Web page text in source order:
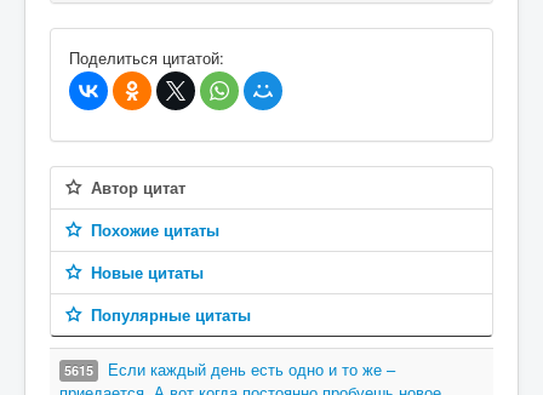
В избранное
Поделиться цитатой:
Автор цитат
Похожие цитаты
Новые цитаты
Популярные цитаты
5615
Если каждый день есть одно и то же –